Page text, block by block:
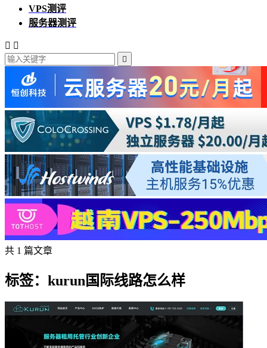
VPS测评
服务器测评
 

共 1 篇文章
标签：kurun国际线路怎么样